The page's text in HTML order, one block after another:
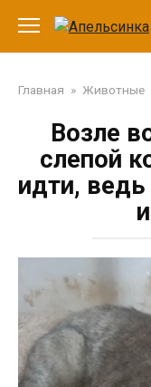
контенту
Главная » Животные
Возле
слепой
идти,